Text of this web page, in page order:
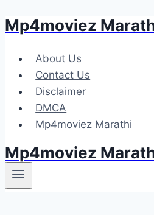
Skip
content
Mp4moviez
About Us
Contact Us
Disclaimer
DMCA
Mp4moviez Marathi
Mp4moviez